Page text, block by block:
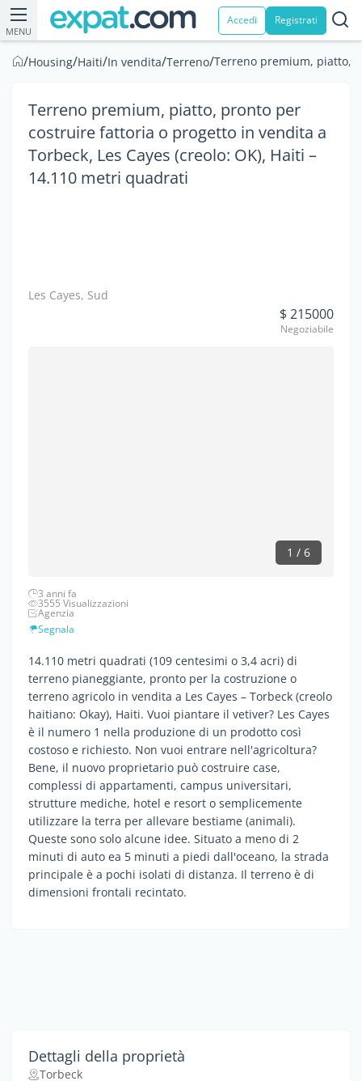
MENU
Accedi Registrati
/Housing/Haiti/In vendita/Terreno/Terreno premium, piatto,
Terreno premium, piatto, pronto per
costruire fattoria o progetto in vendita a
Torbeck, Les Cayes (creolo: OK), Haiti –
14.110 metri quadrati
Les Cayes, Sud
$ 215000
Negoziabile
1 / 6
3 anni fa
3555 Visualizzazioni
Agenzia
Segnala
14.110 metri quadrati (109 centesimi o 3,4 acri) di
terreno pianeggiante, pronto per la costruzione o
terreno agricolo in vendita a Les Cayes – Torbeck (creolo
haitiano: Okay), Haiti. Vuoi piantare il vetiver? Les Cayes
è il numero 1 nella produzione di un prodotto così
costoso e richiesto. Non vuoi entrare nell'agricoltura?
Bene, il nuovo proprietario può costruire case,
complessi di appartamenti, campus universitari,
strutture mediche, hotel e resort o semplicemente
utilizzare la terra per allevare bestiame (animali).
Queste sono solo alcune idee. Situato a meno di 2
minuti di auto ea 5 minuti a piedi dall'oceano, la strada
principale è a pochi isolati di distanza. Il terreno è di
dimensioni frontali recintato.
Dettagli della proprietà
Torbeck